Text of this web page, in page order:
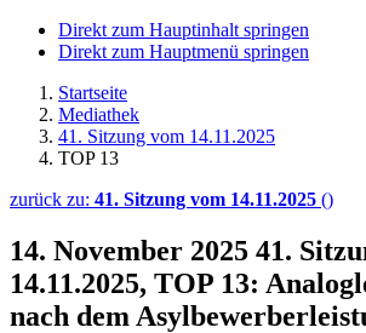
Direkt zum Hauptinhalt springen
Direkt zum Hauptmenü springen
Startseite
Mediathek
41. Sitzung vom 14.11.2025
TOP 13
zurück zu: 41. Sitzung vom 14.11.2025 ()
14. November 2025 41.
14.11.2025, TOP 13:
nach dem